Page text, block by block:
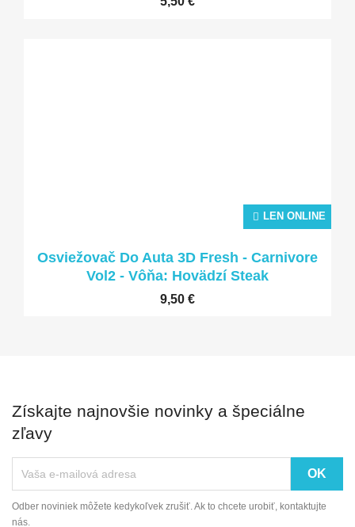
Osviežovač Do Auta 3D Fresh - Carnivore
Vol2 - Vôňa: Hovädzí Steak
9,50 €
LEN ONLINE
Získajte najnovšie novinky a špeciálne
zľavy
Odber noviniek môžete kedykoľvek zrušiť. Ak to chcete urobiť, kontaktujte
nás.